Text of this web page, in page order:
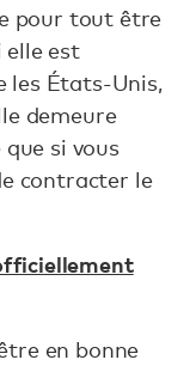
pour tout être
elle est
les États-Unis,
demeure
si vous
contracter le
en bonne